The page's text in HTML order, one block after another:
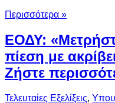
Περισσότερα »
ΕΟΔΥ:
πίεση με
Ζήστε
Τελευταίες Εξελίξεις,